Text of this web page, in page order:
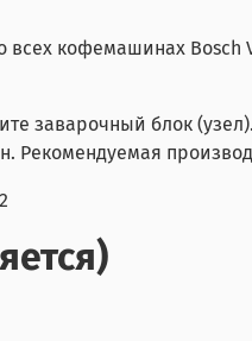
всех кофемашинах
заварочный блок
Рекомендуемая